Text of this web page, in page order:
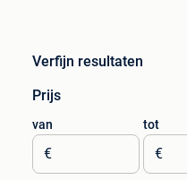
Verfijn resultaten
Prijs
van
€
tot
€